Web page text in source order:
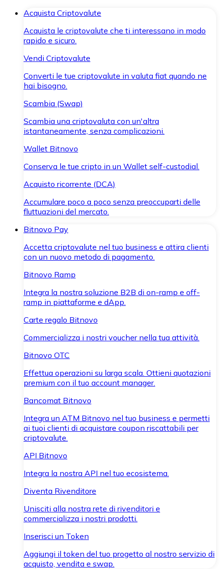
Acquista Criptovalute
Acquista le criptovalute che ti interessano in modo
rapido e sicuro.
Vendi Criptovalute
Converti le tue criptovalute in valuta fiat quando ne
hai bisogno.
Scambia (Swap)
Scambia una criptovaluta con un'altra
istantaneamente, senza complicazioni.
Wallet Bitnovo
Conserva le tue cripto in un Wallet self-custodial.
Acquisto ricorrente (DCA)
Accumulare poco a poco senza preoccuparti delle
fluttuazioni del mercato.
Bitnovo Pay
Accetta criptovalute nel tuo business e attira clienti
con un nuovo metodo di pagamento.
Bitnovo Ramp
Integra la nostra soluzione B2B di on-ramp e off-
ramp in piattaforme e dApp.
Carte regalo Bitnovo
Commercializza i nostri voucher nella tua attività.
Bitnovo OTC
Effettua operazioni su larga scala. Ottieni quotazioni
premium con il tuo account manager.
Bancomat Bitnovo
Integra un ATM Bitnovo nel tuo business e permetti
ai tuoi clienti di acquistare coupon riscattabili per
criptovalute.
API Bitnovo
Integra la nostra API nel tuo ecosistema.
Diventa Rivenditore
Unisciti alla nostra rete di rivenditori e
commercializza i nostri prodotti.
Inserisci un Token
Aggiungi il token del tuo progetto al nostro servizio di
acquisto, vendita e swap.